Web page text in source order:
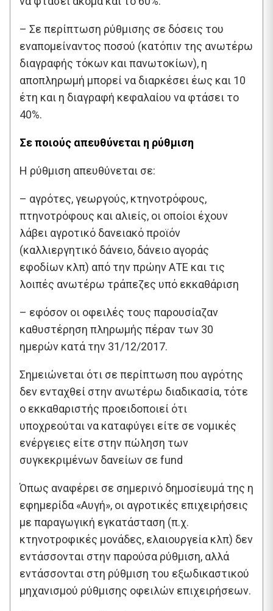
– Σε περίπτωση ρύθμισης σε δόσεις του
εναπομείναντος ποσού (κατόπιν της ανωτέρω
διαγραφής τόκων και πανωτοκίων), η
αποπληρωμή μπορεί να διαρκέσει έως και 10
έτη και η διαγραφή κεφαλαίου να φτάσει το
40%.
Σε ποιούς απευθύνεται η ρύθμιση
Η ρύθμιση απευθύνεται σε:
– αγρότες, γεωργούς, κτηνοτρόφους,
πτηνοτρόφους και αλιείς, οι οποίοι έχουν
λάβει αγροτικό δανειακό προϊόν
(καλλιεργητικό δάνειο, δάνειο αγοράς
εφοδίων κλπ) από την πρώην ΑΤΕ και τις
λοιπές ανωτέρω τράπεζες υπό εκκαθάριση
– εφόσον οι οφειλές τους παρουσίαζαν
καθυστέρηση πληρωμής πέραν των 30
ημερών κατά την 31/12/2017.
Σημειώνεται ότι σε περίπτωση που αγρότης
δεν ενταχθεί στην ανωτέρω διαδικασία, τότε
ο εκκαθαριστής προειδοποιεί ότι
υποχρεούται να καταφύγει είτε σε νομικές
ενέργειες είτε στην πώληση των
συγκεκριμένων δανείων σε fund
Όπως αναφέρει σε σημερινό δημοσίευμά της η
εφημερίδα «Αυγή», οι αγροτικές επιχειρήσεις
με παραγωγική εγκατάσταση (π.χ.
κτηνοτροφικές μονάδες, ελαιουργεία κλπ) δεν
εντάσσονται στην παρούσα ρύθμιση, αλλά
εντάσσονται στη ρύθμιση του εξωδικαστικού
μηχανισμού ρύθμισης οφειλών επιχειρήσεων.